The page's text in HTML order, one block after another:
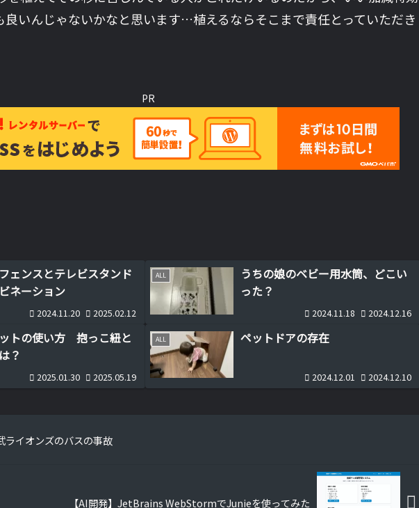
良いんじゃないかなと思います…植えるならそこまで責任とっていただき
PR
ェンスとテレビスタンド
ネーション
2024.11.20 2025.02.12
ALL
うちの娘のベビー用水筒、どこい
った？
2024.11.18 2024.12.16
トの使い方 抱っこ紐と
？
2025.01.30 2025.05.19
ALL ペットドアの存在
2024.12.01 2024.12.10
ライオンズのバスの事故
【AI開発】JetBrains WebStormでJunieを使ってみた